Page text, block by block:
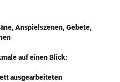
Anspielszenen, Gebete,
auf einen Blick:
ausgearbeiteten